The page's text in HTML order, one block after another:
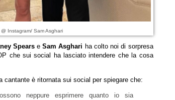
Instagram/ Sam Asghari
Spearse Sam Asghari ha colto noi di sorpresa
che sui social ha lasciato intendere che la cosa
cantante è ritornata sui social per spiegare che:
neppure esprimere quanto io sia